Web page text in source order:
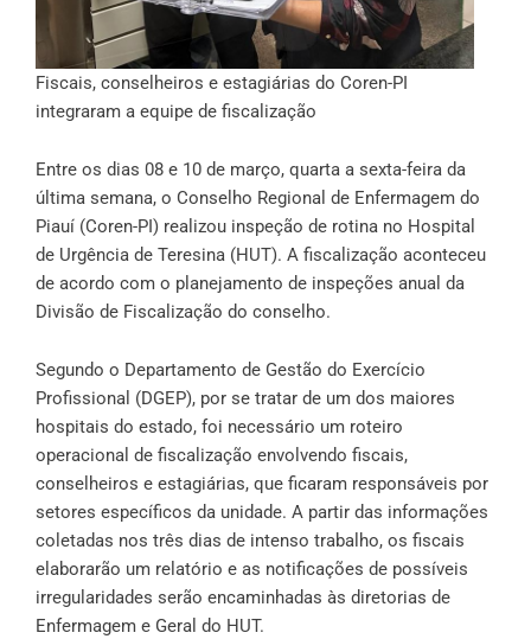
Fiscais, conselheiros e estagiárias do Coren-PI
integraram a equipe de fiscalização
Entre os dias 08 e 10 de março, quarta a sexta-feira da
última semana, o Conselho Regional de Enfermagem do
Piauí (Coren-PI) realizou inspeção de rotina no Hospital
de Urgência de Teresina (HUT). A fiscalização aconteceu
de acordo com o planejamento de inspeções anual da
Divisão de Fiscalização do conselho.
Segundo o Departamento de Gestão do Exercício
Profissional (DGEP), por se tratar de um dos maiores
hospitais do estado, foi necessário um roteiro
operacional de fiscalização envolvendo fiscais,
conselheiros e estagiárias, que ficaram responsáveis por
setores específicos da unidade. A partir das informações
coletadas nos três dias de intenso trabalho, os fiscais
elaborarão um relatório e as notificações de possíveis
irregularidades serão encaminhadas às diretorias de
Enfermagem e Geral do HUT.